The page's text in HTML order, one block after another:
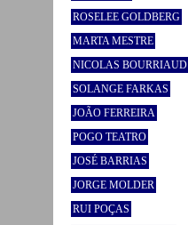
ROSELEE GOLDBERG
MARTA MESTRE
NICOLAS BOURRIAUD
SOLANGE FARKAS
JOÃO FERREIRA
POGO TEATRO
JOSÉ BARRIAS
JORGE MOLDER
RUI POÇAS